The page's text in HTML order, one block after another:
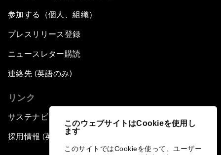
このウェブサイトはCookieを使用し
ます
このサイトではCookieを使って、ユーザー
参加する（個人、組織）
プレスリリース登録
ニュースレター購読
連絡先 (英語のみ)
リンク
サステナビリティへの取り組み
採用情報 (英語のみ)